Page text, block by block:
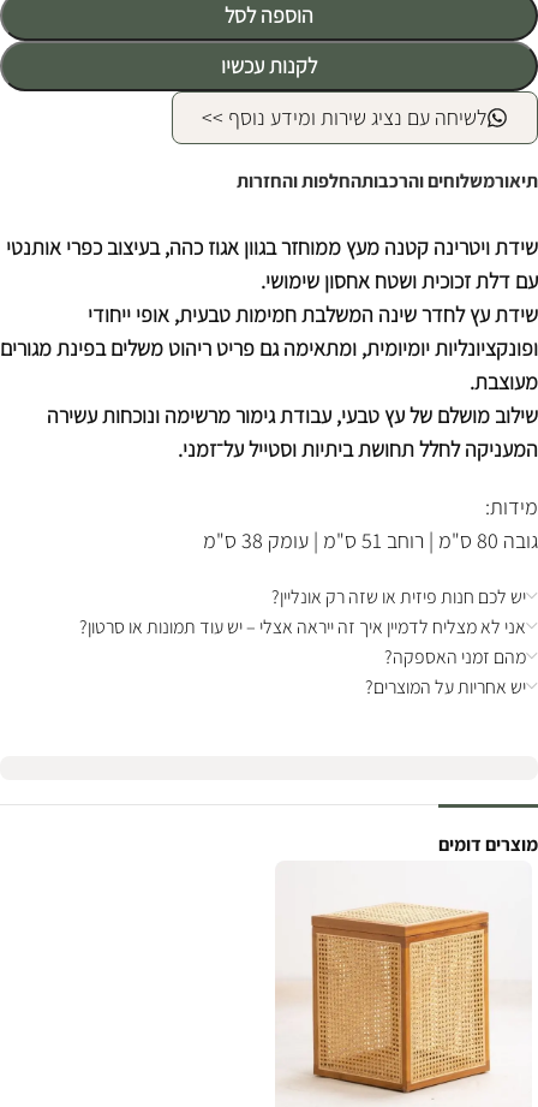
הוספה לסל
לקנות עכשיו
לשיחה עם נציג שירות ומידע נוסף >>
תיאורמשלוחים והרכבותהחלפות והחזרות
שידת ויטרינה קטנה מעץ ממוחזר בגוון אגוז כהה, בעיצוב כפרי אותנטי
עם דלת זכוכית ושטח אחסון שימושי.
שידת עץ לחדר שינה המשלבת חמימות טבעית, אופי ייחודי
ופונקציונליות יומיומית, ומתאימה גם פריט ריהוט משלים בפינת מגורים
מעוצבת.
שילוב מושלם של עץ טבעי, עבודת גימור מרשימה ונוכחות עשירה
המעניקה לחלל תחושת ביתיות וסטייל על־זמני.
מידות:
גובה 80 ס"מ | רוחב 51 ס"מ | עומק 38 ס"מ
יש לכם חנות פיזית או שזה רק אונליין?
אני לא מצליח לדמיין איך זה ייראה אצלי – יש עוד תמונות או סרטון?
מהם זמני האספקה?
יש אחריות על המוצרים?
מוצרים דומים